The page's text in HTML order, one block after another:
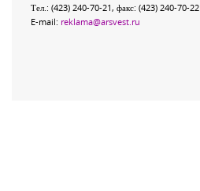
Тел.: (423) 240-70-21, факс: (423) 240-70-22
E-mail: reklama@arsvest.ru